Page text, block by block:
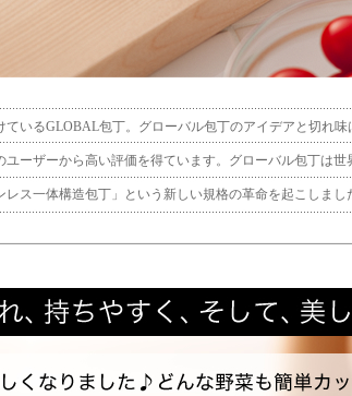
いるGLOBAL包丁。グローバル包丁のアイデアと切れ味
ーザーから高い評価を得ています。グローバル包丁は世
ス一体構造包丁」という新しい規格の革命を起こしまし